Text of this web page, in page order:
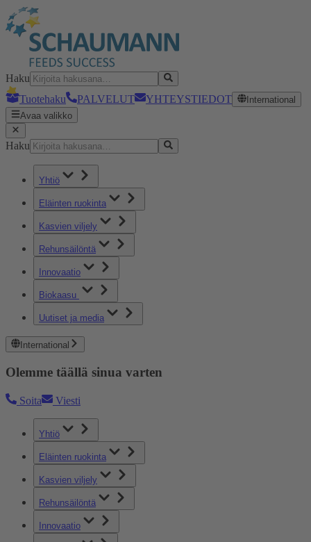
Haku
Tuotehaku
PALVELUT YHTEYSTIEDOT
International
Avaa valikko
Haku
Yhtiö
Eläinten ruokinta
Kasvien viljely
Rehunsäilöntä
Innovaatio
Biokaasu
Uutiset ja media
International
Olemme täällä sinua varten
Soita Viesti
Yhtiö
Eläinten ruokinta
Kasvien viljely
Rehunsäilöntä
Innovaatio